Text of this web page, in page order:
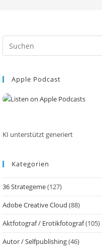
Apple Podcast
KI unterstützt generiert
Kategorien
36 Strategeme(127)
Adobe Creative Cloud (88)
Aktfotograf / Erotikfotograf(105)
Autor / Selfpublishing(46)